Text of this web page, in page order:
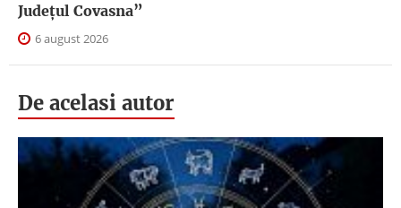
Județul Covasna”
6 august 2026
De acelasi autor